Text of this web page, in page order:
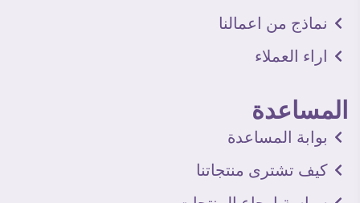
نماذج من اعمالنا
اراء العملاء
المساعدة
بوابة المساعدة
كيف تشترى منتجاتنا